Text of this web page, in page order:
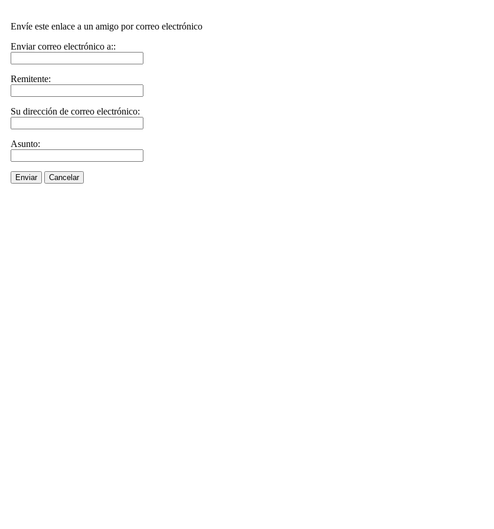
Envíe este enlace a un amigo por correo electrónico
Enviar correo electrónico a::
Remitente:
Su dirección de correo electrónico:
Asunto:
Enviar Cancelar